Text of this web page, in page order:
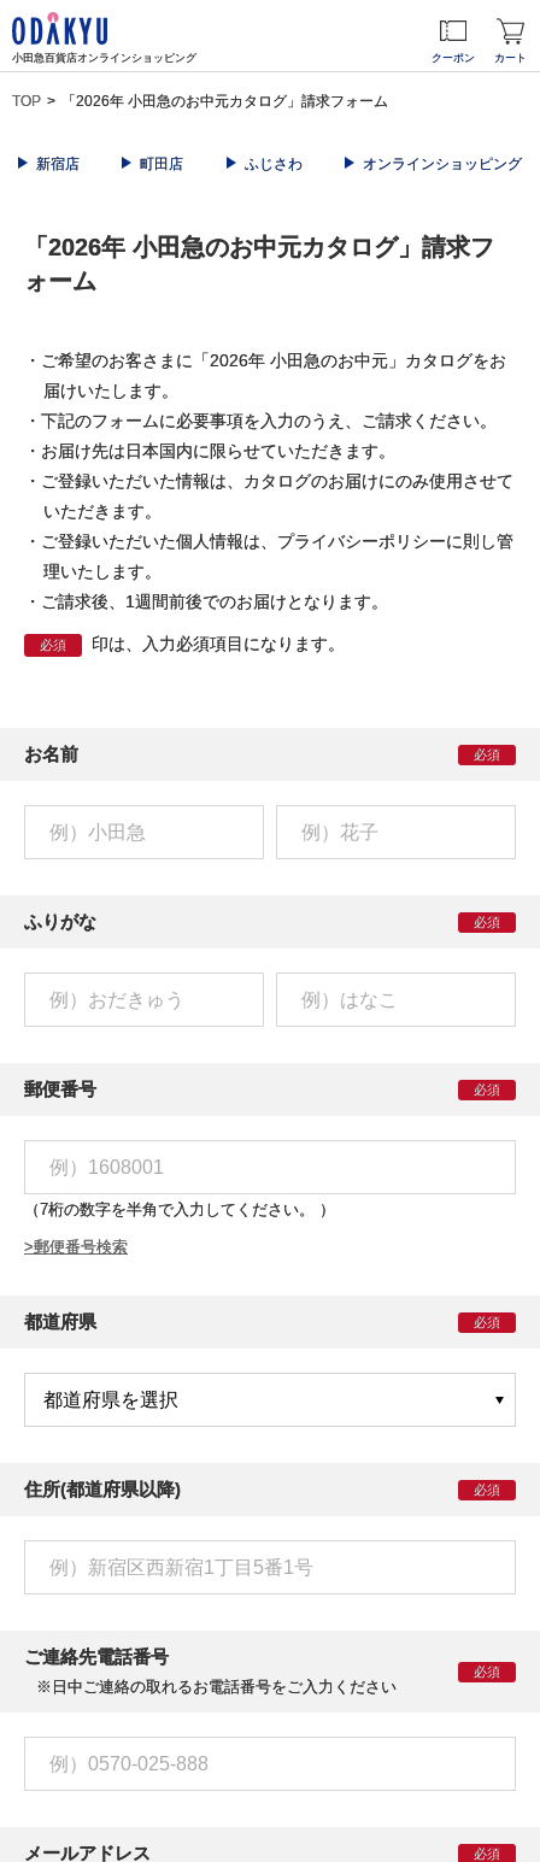
小田急百貨店オンラインショッピング クーポン カート
TOP 「2026年 小田急のお中元カタログ」請求フォーム
新宿店 町田店 ふじさわ オンラインショッピング
「2026年 小田急のお中元カタログ」請求フ
ォーム
・ご希望のお客さまに「2026年 小田急のお中元」カタログをお
届けいたします。
・下記のフォームに必要事項を入力のうえ、ご請求ください。
・お届け先は日本国内に限らせていただきます。
・ご登録いただいた情報は、カタログのお届けにのみ使用させて
いただきます。
・ご登録いただいた個人情報は、プライバシーポリシーに則し管
理いたします。
・ご請求後、1週間前後でのお届けとなります。
必須 印は、入力必須項目になります。
お名前 必須
ふりがな 必須
郵便番号 必須
（7桁の数字を半角で入力してください。 ）
>郵便番号検索
都道府県 必須
住所(都道府県以降) 必須
ご連絡先電話番号
※日中ご連絡の取れるお電話番号をご入力ください
必須
メールアドレス 必須